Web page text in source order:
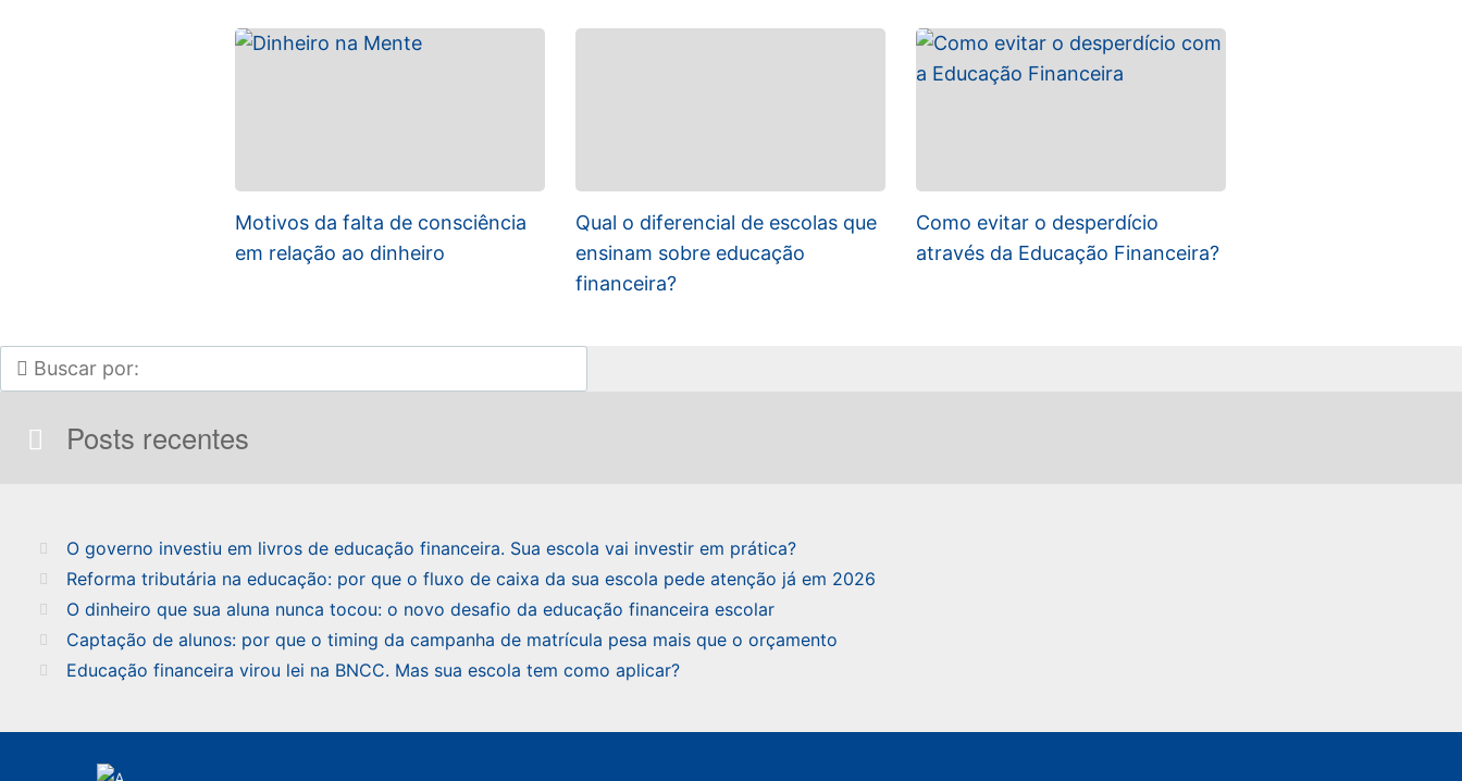
Motivos da falta de consciência
em relação ao dinheiro
Qual o diferencial de escolas que
ensinam sobre educação
financeira?
Como evitar o desperdício
através da Educação Financeira?
Posts recentes
O governo investiu em livros de educação financeira. Sua escola vai investir em prática?
Reforma tributária na educação: por que o fluxo de caixa da sua escola pede atenção já em 2026
O dinheiro que sua aluna nunca tocou: o novo desafio da educação financeira escolar
Captação de alunos: por que o timing da campanha de matrícula pesa mais que o orçamento
Educação financeira virou lei na BNCC. Mas sua escola tem como aplicar?